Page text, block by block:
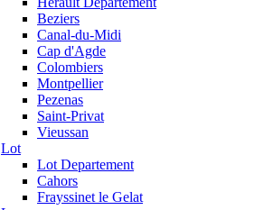
Beziers
Canal-du-Midi
Cap d'Agde
Colombiers
Montpellier
Pezenas
Saint-Privat
Vieussan
Lot
Lot Departement
Cahors
Frayssinet le Gelat